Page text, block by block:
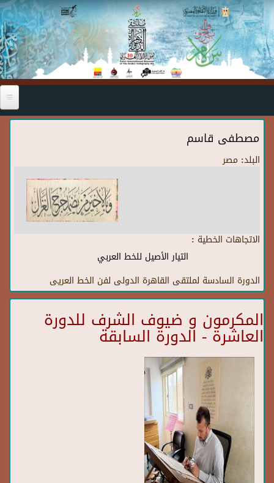
Skip to main content
مصطفى قاسم
البلد: مصر
الاتجاهات الخطية :
التيار الأصيل للخط العربي
الدورة السادسة لملتقى القاهرة الدولى لفن الخط العريى
المكرمون و ضيوف الشرف للدورة
العاشرة - الدورة السابقة